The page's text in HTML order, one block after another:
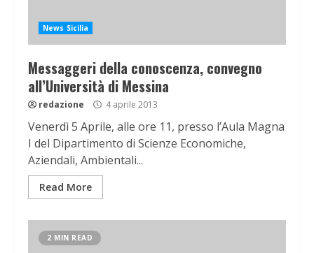
News Sicilia
Messaggeri della conoscenza, convegno
all’Università di Messina
redazione 4 aprile 2013
Venerdì 5 Aprile, alle ore 11, presso l’Aula Magna
I del Dipartimento di Scienze Economiche,
Aziendali, Ambientali...
Read More
2 MIN READ